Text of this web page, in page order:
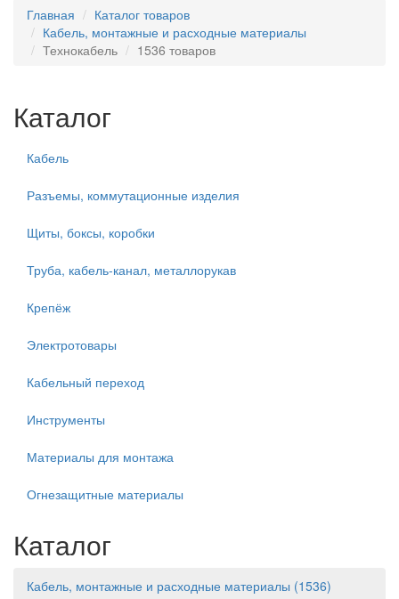
Главная
Каталог товаров
Кабель, монтажные и расходные материалы
Технокабель
1536 товаров
Каталог
Кабель
Разъемы, коммутационные изделия
Щиты, боксы, коробки
Труба, кабель-канал, металлорукав
Крепёж
Электротовары
Кабельный переход
Инструменты
Материалы для монтажа
Огнезащитные материалы
Каталог
Кабель, монтажные и расходные материалы (1536)